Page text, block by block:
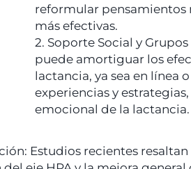
reformular pensamientos
más efectivas.
2. Soporte Social y
puede amortiguar los
lactancia, ya sea en línea
experiencias y
emocional de la lactancia.
Estudios recientes